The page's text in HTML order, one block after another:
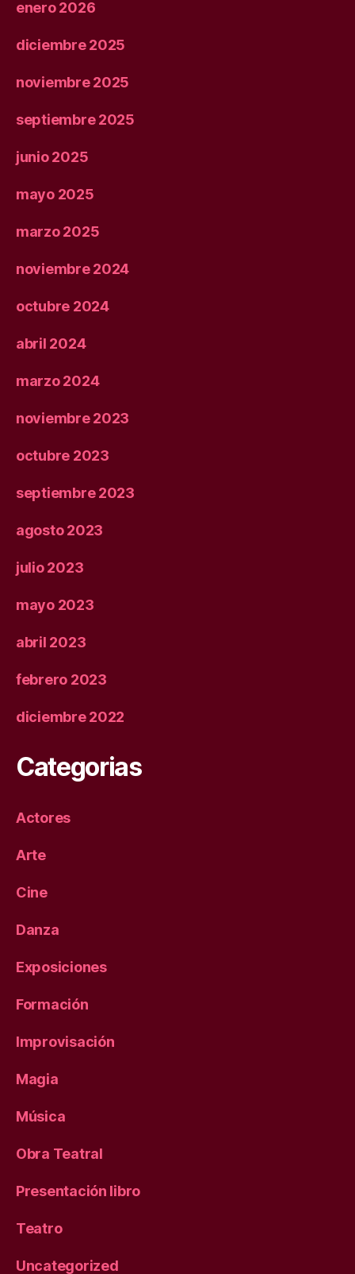
enero 2026
diciembre 2025
noviembre 2025
septiembre 2025
junio 2025
mayo 2025
marzo 2025
noviembre 2024
octubre 2024
abril 2024
marzo 2024
noviembre 2023
octubre 2023
septiembre 2023
agosto 2023
julio 2023
mayo 2023
abril 2023
febrero 2023
diciembre 2022
Categorias
Actores
Arte
Cine
Danza
Exposiciones
Formación
Improvisación
Magia
Música
Obra Teatral
Presentación libro
Teatro
Uncategorized